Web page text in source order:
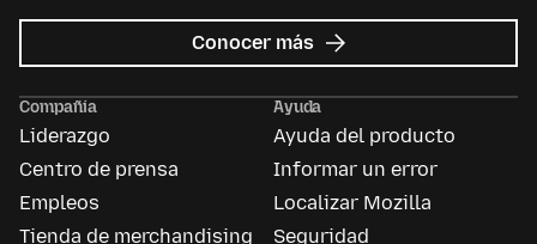
Conocer más sobre
Mozilla
Compañía
Liderazgo
Centro de prensa
Empleos
Tienda de merchandising
Ayuda
Ayuda del producto
Informar un error
Localizar Mozilla
Seguridad